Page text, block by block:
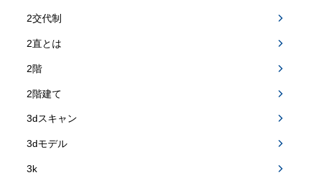
2交代制
2直とは
2階
2階建て
3dスキャン
3dモデル
3k